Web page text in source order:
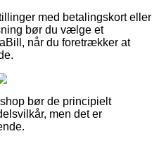
med betalingskort eller
bør du vælge et
når du foretrækker at
bør de principielt
men det er